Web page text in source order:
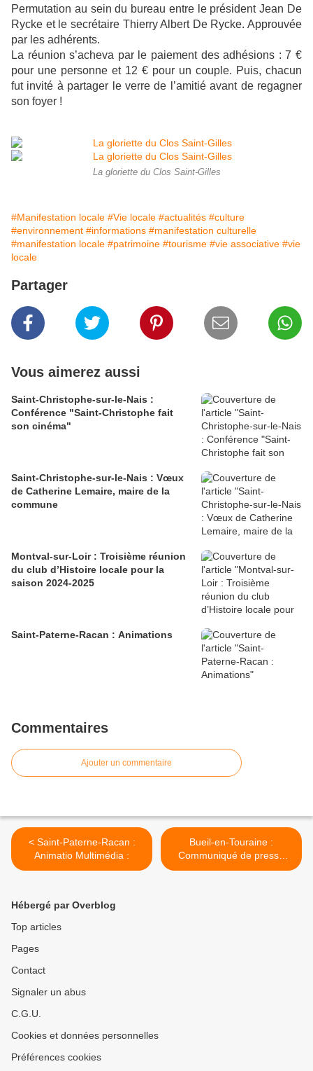
Permutation au sein du bureau entre le président Jean De
Rycke et le secrétaire Thierry Albert De Rycke. Approuvée
par les adhérents.
La réunion s’acheva par le paiement des adhésions : 7 €
pour une personne et 12 € pour un couple. Puis, chacun
fut invité à partager le verre de l’amitié avant de regagner
son foyer !
La gloriette du Clos Saint-Gilles
#Manifestation locale #Vie locale #actualités #culture
#environnement #informations #manifestation culturelle
#manifestation locale #patrimoine #tourisme #vie associative #vie
locale
Partager
Vous aimerez aussi
Saint-Christophe-sur-le-Nais :
Conférence "Saint-Christophe fait
son cinéma"
Saint-Christophe-sur-le-Nais : Vœux
de Catherine Lemaire, maire de la
commune
Montval-sur-Loir : Troisième réunion
du club d’Histoire locale pour la
saison 2024-2025
Saint-Paterne-Racan : Animations
Commentaires
Ajouter un commentaire
< Saint-Paterne-Racan :
Animatio Multimédia :
Bueil-en-Touraine :
Communiqué de presse
Public en herbe >
Hébergé par Overblog
Top articles
Pages
Contact
Signaler un abus
C.G.U.
Cookies et données personnelles
Préférences cookies